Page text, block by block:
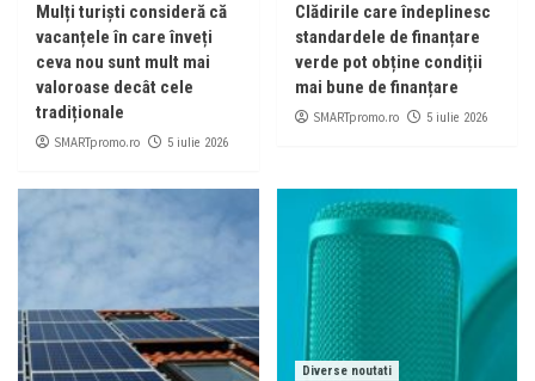
Mulți turiști consideră că
vacanțele în care înveți
ceva nou sunt mult mai
valoroase decât cele
tradiționale
SMARTpromo.ro 5 iulie 2026
Clădirile care îndeplinesc
standardele de finanțare
verde pot obține condiții
mai bune de finanțare
SMARTpromo.ro 5 iulie 2026
Diverse noutati